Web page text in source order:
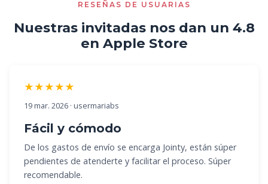
RESEÑAS DE USUARIAS
Nuestras invitadas nos dan un 4.8
en Apple Store
★★★★★
19 mar. 2026 · usermariabs
Fácil y cómodo
De los gastos de envío se encarga Jointy, están súper
pendientes de atenderte y facilitar el proceso. Súper
recomendable.